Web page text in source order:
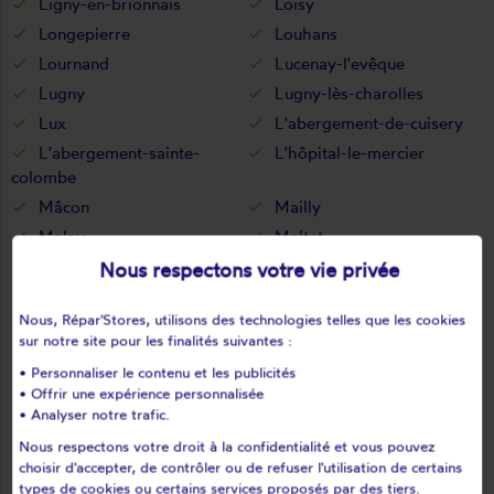
Longepierre
Louhans
Lournand
Lucenay-l'evêque
Lugny
Lugny-lès-charolles
Lux
L'abergement-de-cuisery
L'abergement-sainte-
colombe
L'hôpital-le-mercier
Mâcon
Mailly
Malay
Maltat
Marcigny
Marigny
Marizy
Marly-sous-issy
Marmagne
Marnay
Martailly-lès-brancion
Mary
Massilly
Matour
Mazille
Nous respectons votre vie privée
Nous, Répar'Stores, utilisons des technologies telles que les cookies
sur notre site pour les finalités suivantes :
• Personnaliser le contenu et les publicités
• Offrir une expérience personnalisée
• Analyser notre trafic.
Nous respectons votre droit à la confidentialité et vous pouvez
choisir d'accepter, de contrôler ou de refuser l'utilisation de certains
types de cookies ou certains services proposés par des tiers.